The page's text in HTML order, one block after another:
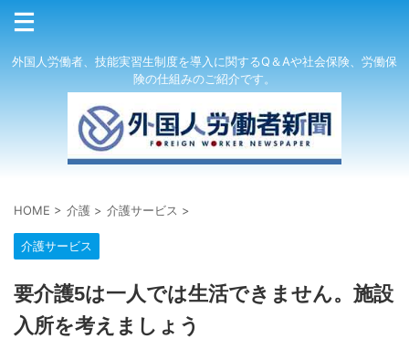
外国人労働者、技能実習生制度を導入に関するQ＆Aや社会保険、労働保
険の仕組みのご紹介です。
HOME > 介護 > 介護サービス >
介護サービス
要介護5は一人では生活できません。施設
入所を考えましょう